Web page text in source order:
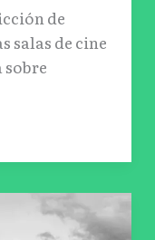
de
salas de cine